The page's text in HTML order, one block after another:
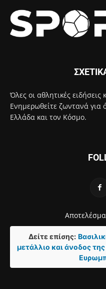
Όλες οι αθλητικές ειδήσεις
Ενημερωθείτε ζωντανά για
Ελλάδα και τον Κόσμο.
Δείτε επίσης:
μετάλλιο και άνοδος